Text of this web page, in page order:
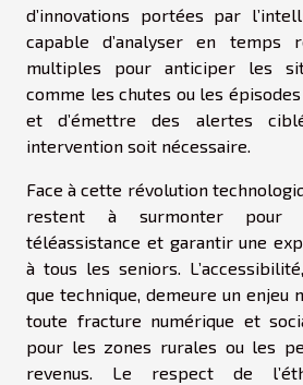
d’innovations portées par
capable d’analyser en temps
multiples pour anticiper les
comme les chutes ou les
et d’émettre des alertes
intervention soit nécessaire.
Face à cette révolution
restent à surmonter pour
téléassistance et garantir une
à tous les seniors.
que technique, demeure un enjeu
toute fracture numérique et
pour les zones rurales ou les
revenus. Le respect de